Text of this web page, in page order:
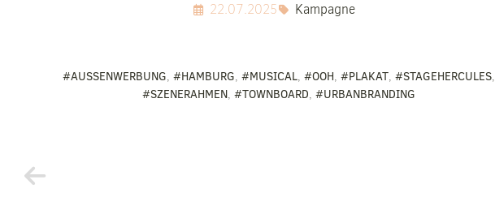
22.07.2025 Kampagne
#AUSSENWERBUNG ,#HAMBURG,#MUSICAL,#OOH,#PLAKAT,#STAGEHERCULES,
#SZENERAHMEN,#TOWNBOARD,#URBANBRANDING